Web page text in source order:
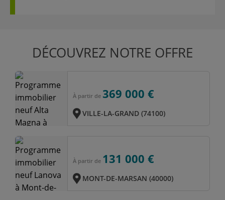
DÉCOUVREZ NOTRE OFFRE
À partir de 369 000 €
VILLE-LA-GRAND (74100)
À partir de 131 000 €
MONT-DE-MARSAN (40000)